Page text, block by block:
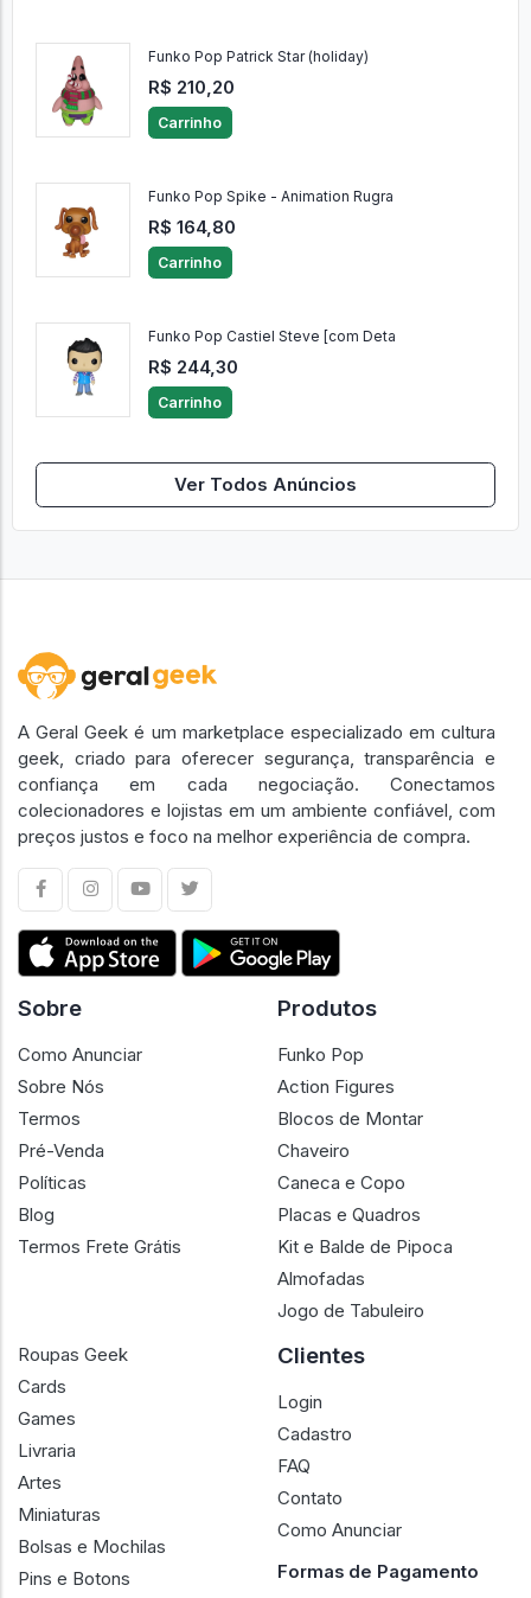
Funko Pop Patrick Star (holiday)
R$ 210,20
Carrinho
Funko Pop Spike - Animation Rugra
R$ 164,80
Carrinho
Funko Pop Castiel Steve [com Deta
R$ 244,30
Carrinho
Ver Todos Anúncios
A Geral Geek é um marketplace especializado em cultura
geek, criado para oferecer segurança, transparência e
confiança em cada negociação. Conectamos
colecionadores e lojistas em um ambiente confiável, com
preços justos e foco na melhor experiência de compra.
Sobre
Como Anunciar
Sobre Nós
Termos
Pré-Venda
Políticas
Blog
Termos Frete Grátis
Produtos
Funko Pop
Action Figures
Blocos de Montar
Chaveiro
Caneca e Copo
Placas e Quadros
Kit e Balde de Pipoca
Almofadas
Jogo de Tabuleiro
Roupas Geek
Cards
Games
Livraria
Artes
Miniaturas
Bolsas e Mochilas
Pins e Botons
Clientes
Login
Cadastro
FAQ
Contato
Como Anunciar
Formas de Pagamento